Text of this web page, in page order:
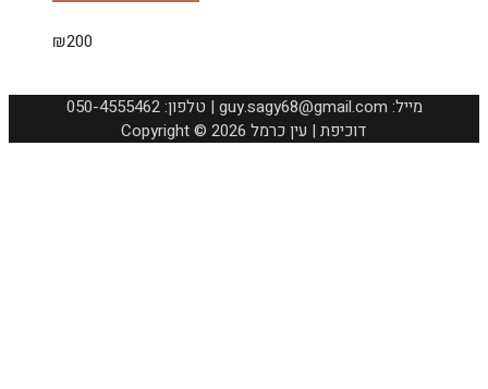
₪200
050-4555462 :טלפון | guy.sagy68@gmail.com :מייל
Copyright © 2026 דוכיפת | עין כרמל